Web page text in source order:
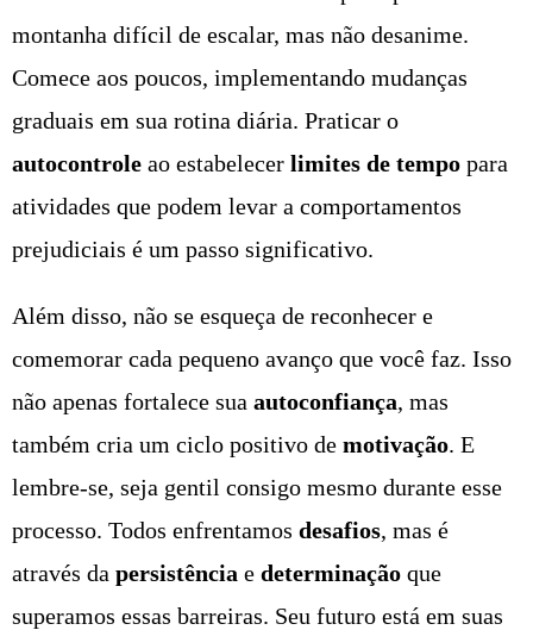
montanha difícil de escalar, mas não desanime.
Comece aos poucos, implementando mudanças
graduais em sua rotina diária. Praticar o
autocontrole ao estabelecer limites de tempo para
atividades que podem levar a comportamentos
prejudiciais é um passo significativo.
Além disso, não se esqueça de reconhecer e
comemorar cada pequeno avanço que você faz. Isso
não apenas fortalece sua autoconfiança, mas
também cria um ciclo positivo de motivação. E
lembre-se, seja gentil consigo mesmo durante esse
processo. Todos enfrentamos desafios, mas é
através da persistência e determinação que
superamos essas barreiras. Seu futuro está em suas